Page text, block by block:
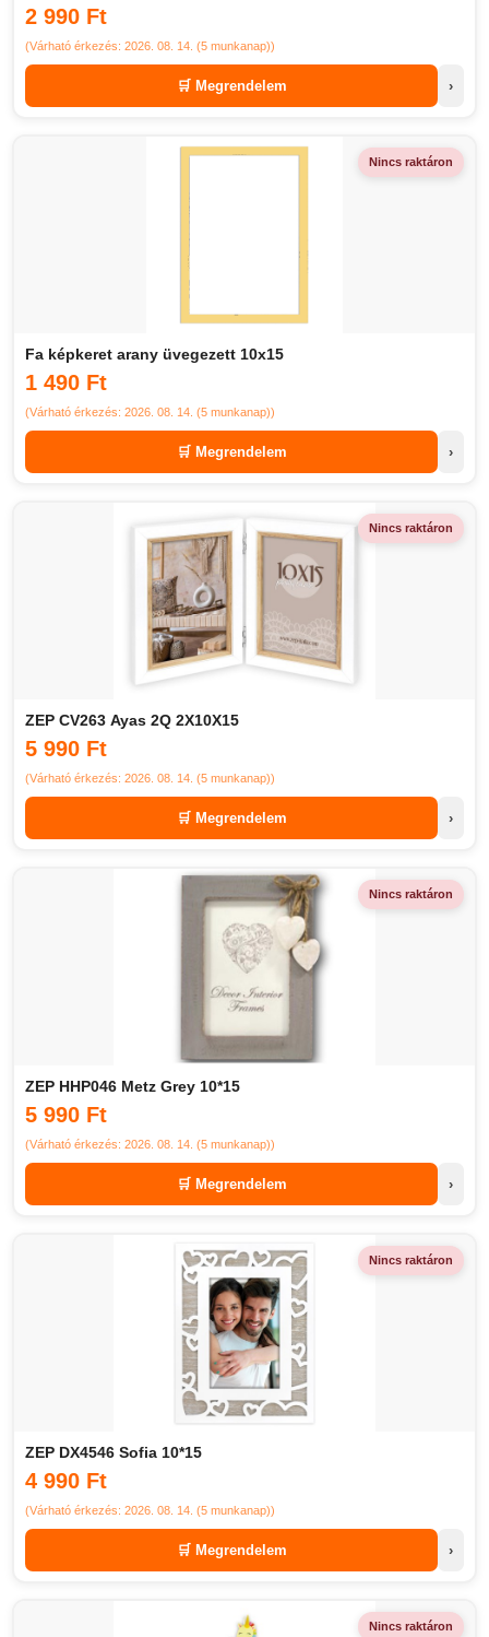
2 990 Ft
(Várható érkezés: 2026. 08. 14. (5 munkanap))
🛒 Megrendelem ›
Nincs raktáron
Fa képkeret arany üvegezett 10x15
1 490 Ft
(Várható érkezés: 2026. 08. 14. (5 munkanap))
🛒 Megrendelem ›
Nincs raktáron
ZEP CV263 Ayas 2Q 2X10X15
5 990 Ft
(Várható érkezés: 2026. 08. 14. (5 munkanap))
🛒 Megrendelem ›
Nincs raktáron
ZEP HHP046 Metz Grey 10*15
5 990 Ft
(Várható érkezés: 2026. 08. 14. (5 munkanap))
🛒 Megrendelem ›
Nincs raktáron
ZEP DX4546 Sofia 10*15
4 990 Ft
(Várható érkezés: 2026. 08. 14. (5 munkanap))
🛒 Megrendelem ›
Nincs raktáron